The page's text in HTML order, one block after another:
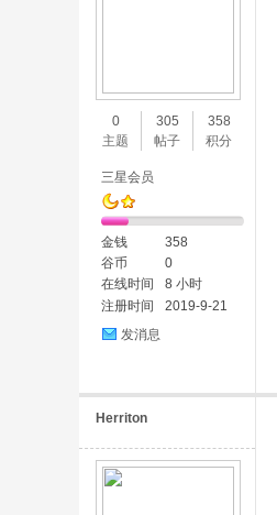
0
主题
305
帖子
358
积分
三星会员
金钱
358
谷币
0
在线时间
8 小时
注册时间
2019-9-21
发消息
Herriton